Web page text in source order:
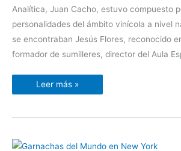
Analítica, Juan Cacho, estuvo compuesto
personalidades del ámbito vinícola a nivel
se encontraban Jesús Flores, reconocido
formador de sumilleres, director del Aula
Acción»
Leer más »